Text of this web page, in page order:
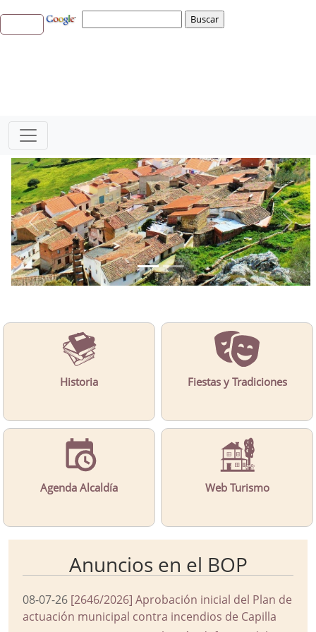
Historia Fiestas y Tradiciones
Agenda Alcaldía Web Turismo
Anuncios en el BOP
08-07-26 [2646/2026] Aprobación inicial del Plan de
actuación municipal contra incendios de Capilla